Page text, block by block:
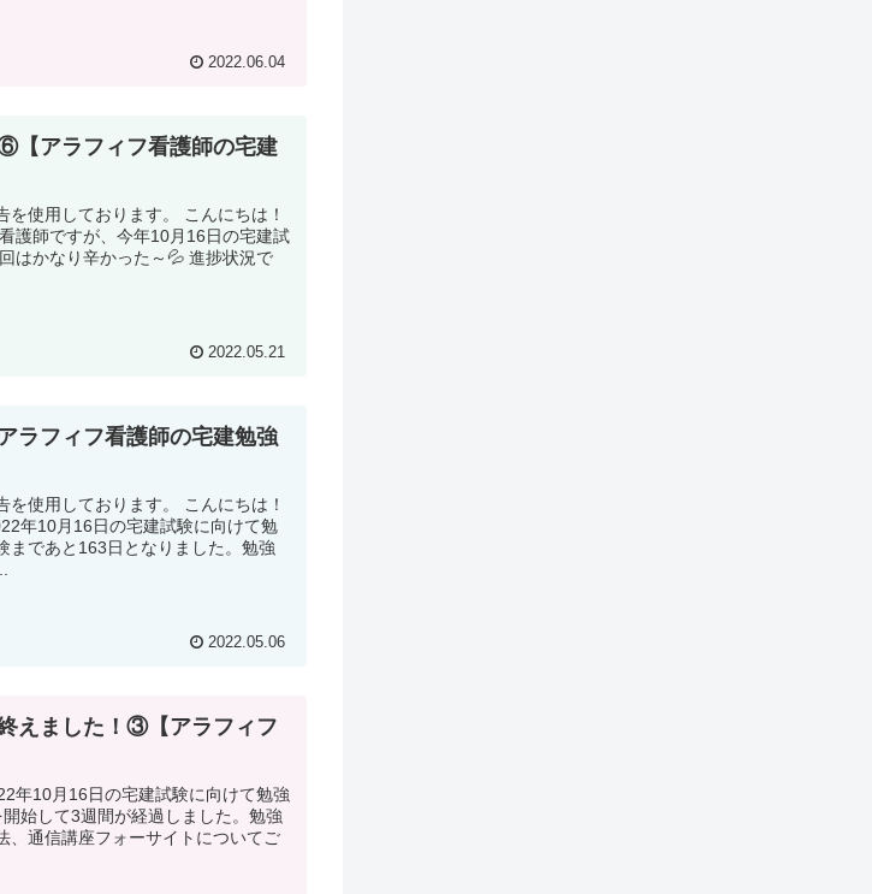
2022.06.04
アラフィフ看護師の宅建
使用しております。 こんにちは！
護師ですが、今年10月16日の宅建試
はかなり辛かった～💦 進捗状況で
2022.05.21
ラフィフ看護師の宅建勉強
使用しております。 こんにちは！
年10月16日の宅建試験に向けて勉
まであと163日となりました。勉強
2022.05.06
えました！③【アラフィフ
年10月16日の宅建試験に向けて勉強
始して3週間が経過しました。勉強
、通信講座フォーサイトについてご